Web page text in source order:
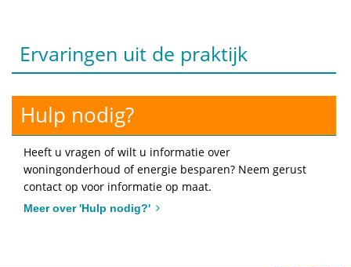
Ervaringen uit de praktijk
Hulp nodig?
Heeft u vragen of wilt u informatie over
woningonderhoud of energie besparen? Neem gerust
contact op voor informatie op maat.
Meer over 'Hulp nodig?'